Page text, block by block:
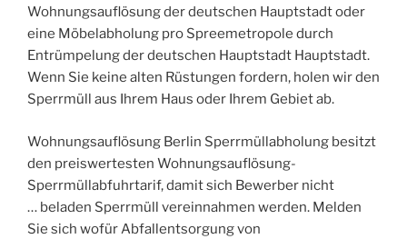
Wohnungsauflösung der deutschen Hauptstadt oder
eine Möbelabholung pro Spreemetropole durch
Entrümpelung der deutschen Hauptstadt Hauptstadt.
Wenn Sie keine alten Rüstungen fordern, holen wir den
Sperrmüll aus Ihrem Haus oder Ihrem Gebiet ab.
Wohnungsauflösung Berlin Sperrmüllabholung besitzt
den preiswertesten Wohnungsauflösung-
Sperrmüllabfuhrtarif, damit sich Bewerber nicht
… beladen Sperrmüll vereinnahmen werden. Melden
Sie sich wofür Abfallentsorgung von